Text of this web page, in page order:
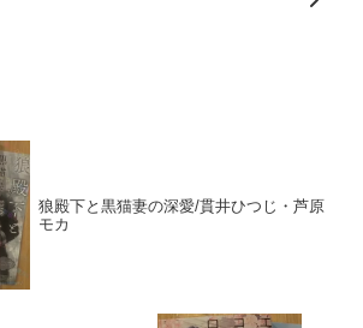
狼殿下と黒猫妻の深愛/貫井ひつじ・芦原
モカ